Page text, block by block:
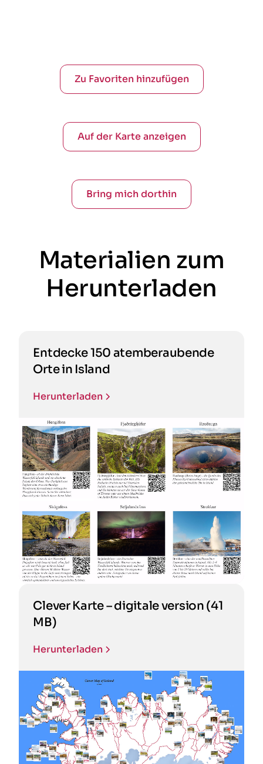
Zu Favoriten hinzufügen
Auf der Karte anzeigen
Bring mich dorthin
Materialien zum
Herunterladen
Entdecke 150 atemberaubende
Orte in Island
Herunterladen
Clever Karte – digitale version (41
MB)
Herunterladen